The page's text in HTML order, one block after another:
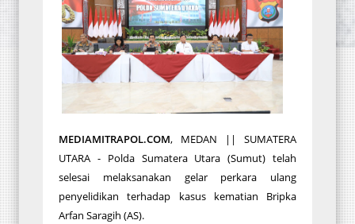
MEDIAMITRAPOL.COM, MEDAN || SUMATERA
UTARA - Polda Sumatera Utara (Sumut) telah
selesai melaksanakan gelar perkara ulang
penyelidikan terhadap kasus kematian Bripka
Arfan Saragih (AS).